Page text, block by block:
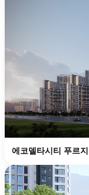
에코델타시티 푸르